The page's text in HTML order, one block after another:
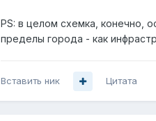
PS: в целом схемка, конечно,
пределы города - как
Вставить ник Цитата